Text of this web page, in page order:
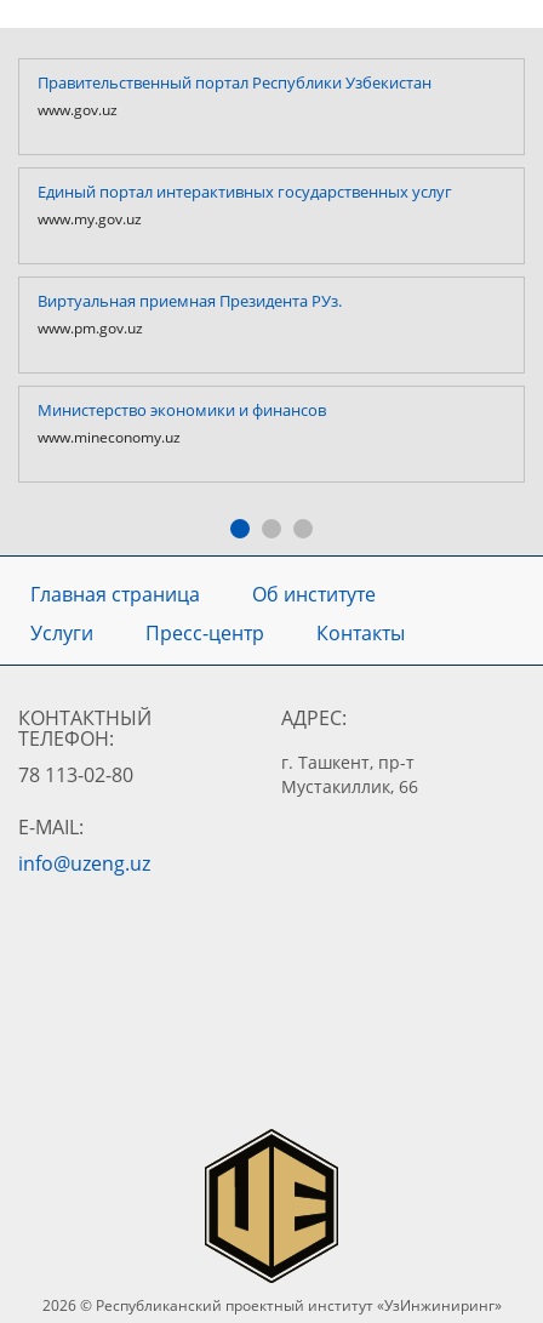
Правительственный портал Республики Узбекистан
www.gov.uz
Единый портал интерактивных государственных услуг
www.my.gov.uz
Виртуальная приемная Президента РУз.
www.pm.gov.uz
Министерство экономики и финансов
www.mineconomy.uz
Главная страница
Об институте
Услуги
Пресс-центр Контакты
КОНТАКТНЫЙ
ТЕЛЕФОН:
78 113-02-80
АДРЕС:
г. Ташкент, пр-т
Мустакиллик, 66
E-MAIL:
info@uzeng.uz
2026 © Республиканский проектный институт «УзИнжиниринг»